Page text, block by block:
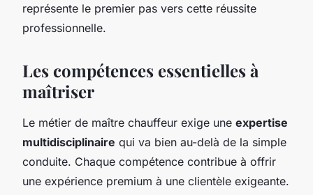
représente le premier pas vers cette réussite
professionnelle.
Les compétences essentielles à
maîtriser
Le métier de maître chauffeur exige une expertise
multidisciplinaire qui va bien au-delà de la simple
conduite. Chaque compétence contribue à offrir
une expérience premium à une clientèle exigeante.